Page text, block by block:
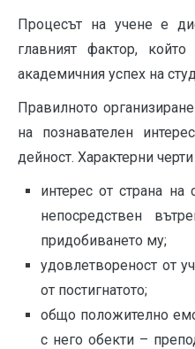
Процесът на учене е
главният фактор,
академичния успех на
Правилното
на познавателен
дейност. Характерни
интерес от страна на
непосредствен
придобиването му;
удовлетвореност от
от постигнатото;
общо положително
с него обекти –